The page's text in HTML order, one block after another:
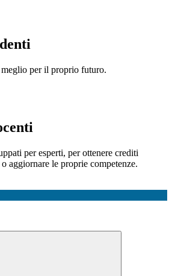
per il proprio futuro.
per esperti, per ottenere crediti
aggiornare le proprie competenze.